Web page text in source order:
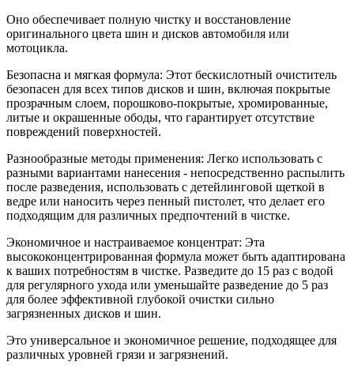
Оно обеспечивает полную чистку и восстановление
оригинального цвета шин и дисков автомобиля или
мотоцикла.
Безопасна и мягкая формула: Этот бескислотный очиститель
безопасен для всех типов дисков и шин, включая покрытые
прозрачным слоем, порошково-покрытые, хромированные,
литые и окрашенные ободы, что гарантирует отсутствие
повреждений поверхностей.
Разнообразные методы применения: Легко использовать с
разными вариантами нанесения - непосредственно распылить
после разведения, использовать с детейлинговой щеткой в
ведре или наносить через пенный пистолет, что делает его
подходящим для различных предпочтений в чистке.
Экономичное и настраиваемое концентрат: Эта
высококонцентрированная формула может быть адаптирована
к ваших потребностям в чистке. Разведите до 15 раз с водой
для регулярного ухода или уменьшайте разведение до 5 раз
для более эффективной глубокой очистки сильно
загрязненных дисков и шин.
Это универсальное и экономичное решение, подходящее для
различных уровней грязи и загрязнений.